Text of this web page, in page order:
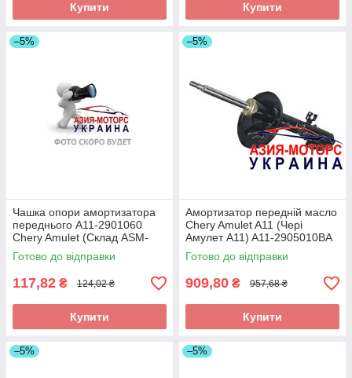
Купити Купити
–5%
Чашка опори амортизатора
переднього A11-2901060
Chery Amulet (Склад ASM-
UKR)
Готово до відправки
117,82 ₴ 124,02 ₴
Купити
–5%
Амортизатор передній масло
Chery Amulet A11 (Чері
Амулет А11) A11-2905010BA
(Склад ASM-UKR) Кимико
Готово до відправки
909,80 ₴ 957,68 ₴
Купити
–5% –5%